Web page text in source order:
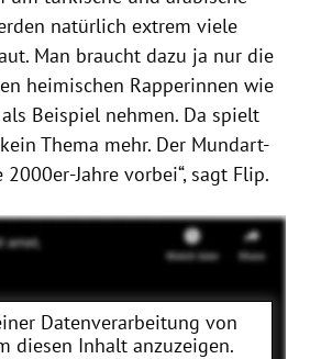
natürlich extrem viele
Man braucht dazu ja nur die
heimischen Rapperinnen wie
Beispiel nehmen. Da spielt
Thema mehr. Der Mundart-
Jahre vorbei“, sagt Flip.
Datenverarbeitung von
diesen Inhalt anzuzeigen.